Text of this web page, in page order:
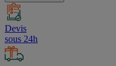
Retour en haut
Devis
sous 24h